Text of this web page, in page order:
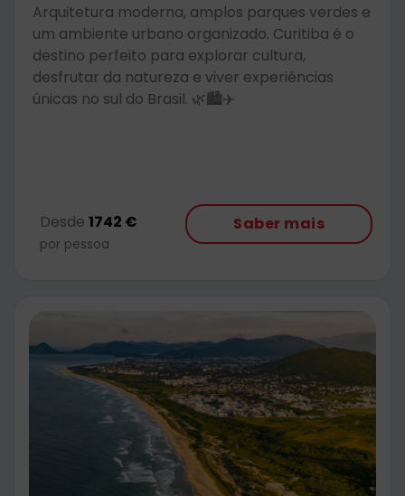
Arquitetura moderna, amplos parques verdes e
um ambiente urbano organizado. Curitiba é o
destino perfeito para explorar cultura,
desfrutar da natureza e viver experiências
únicas no sul do Brasil. 🌿🏙️✈️
Desde 1742 €
por pessoa
Saber mais